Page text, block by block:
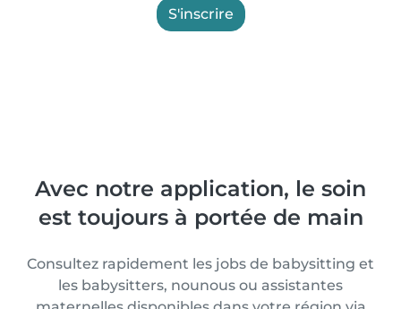
S'inscrire
Avec notre application, le soin
est toujours à portée de main
Consultez rapidement les jobs de babysitting et
les babysitters, nounous ou assistantes